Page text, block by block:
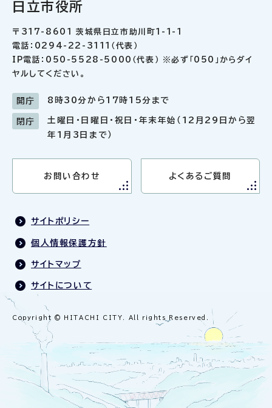
日立市役所
〒317-8601 茨城県日立市助川町1-1-1
電話：0294-22-3111（代表）
IP電話：050-5528-5000（代表） ※必ず「050」からダイ
ヤルしてください。
開庁 8時30分から17時15分まで
閉庁
土曜日・日曜日・祝日・年末年始（12月29日から翌
年1月3日まで）
お問い合わせ よくあるご質問
サイトポリシー
個人情報保護方針
サイトマップ
サイトについて
Copyright © HITACHI CITY. All rights Reserved.